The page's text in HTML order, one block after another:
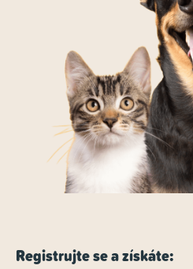
Registrujte se a získáte: